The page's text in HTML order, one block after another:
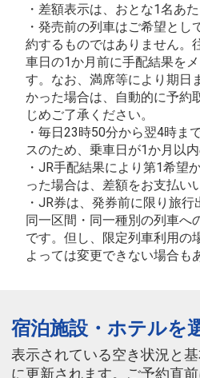
・差額表示は、おとな1名あ
・発売前の列車はご希望とし
約するものではありません。
車日の1か月前に手配結果を
す。なお、満席等により期日
かった場合は、自動的に予約
じめご了承ください。
・毎日23時50分から翌4時ま
スのため、乗車日が1か月以
・JR手配結果により第1希望
った場合は、差額をお支払い
・JR券は、発券前に限り旅行
同一区間・同一種別の列車へ
です。但し、限定列車利用の
よっては変更できない場合も
宿泊施設・ホテルを
表示されている空き状況と
に更新されます。ご予約直